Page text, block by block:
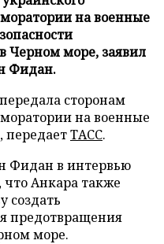
на военные
Черном море, заявил
Фидан.
сторонам
на военные
передаетТАСС.
Фидан в интервью
что Анкара также
создать
предотвращения
море.